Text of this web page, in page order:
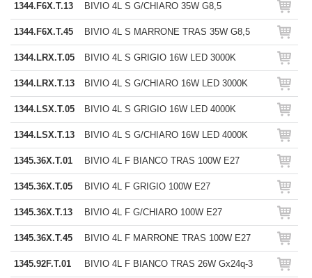
1344.F6X.T.13 BIVIO 4L S G/CHIARO 35W G8,5
1344.F6X.T.45 BIVIO 4L S MARRONE TRAS 35W G8,5
1344.LRX.T.05 BIVIO 4L S GRIGIO 16W LED 3000K
1344.LRX.T.13 BIVIO 4L S G/CHIARO 16W LED 3000K
1344.LSX.T.05 BIVIO 4L S GRIGIO 16W LED 4000K
1344.LSX.T.13 BIVIO 4L S G/CHIARO 16W LED 4000K
1345.36X.T.01 BIVIO 4L F BIANCO TRAS 100W E27
1345.36X.T.05 BIVIO 4L F GRIGIO 100W E27
1345.36X.T.13 BIVIO 4L F G/CHIARO 100W E27
1345.36X.T.45 BIVIO 4L F MARRONE TRAS 100W E27
1345.92F.T.01 BIVIO 4L F BIANCO TRAS 26W Gx24q-3